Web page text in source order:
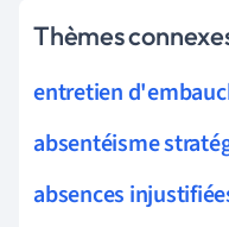
Thèmes
entretien
absentéisme
absences